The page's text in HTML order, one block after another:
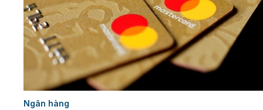
Ngân hàng